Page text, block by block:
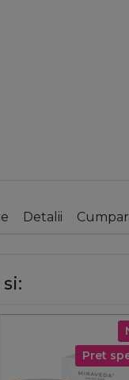
Detalii
Pret